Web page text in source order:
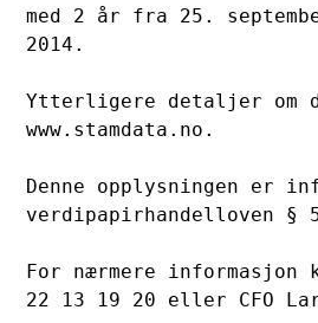
med 2 år fra 25.
2014.
Ytterligere detaljer
www.stamdata.no.
Denne opplysningen er
verdipapirhandelloven §
For nærmere
22 13 19 20 eller CFO